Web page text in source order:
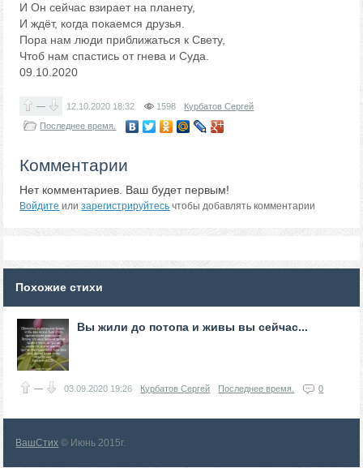
И Он сейчас взирает на планету,
И ждёт, когда покаемся друзья.
Пора нам люди приближаться к Свету,
Чтоб нам спастись от гнева и Суда.
09.10.2020
— 12.10.2020 18:32 1598
Курбатов Сергей
Последнее время.
Комментарии
Нет комментариев. Ваш будет первым!
Войдите илизарегистрируйтесь чтобы добавлять комментарии
Похожие стихи
Вы жили до потопа и живы вы сейчас...
— 03.09.2020 19:26 Курбатов Сергей Последнее время. 0
ВашСтих © Июнь 2015г.